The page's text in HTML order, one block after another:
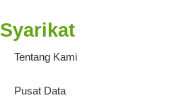
Syarikat
Tentang Kami
Pusat Data